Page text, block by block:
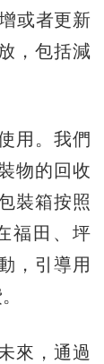
或者更新
，包括減
用。我們
物的回收
裝箱按照
福田、坪
，引導用
來，通過